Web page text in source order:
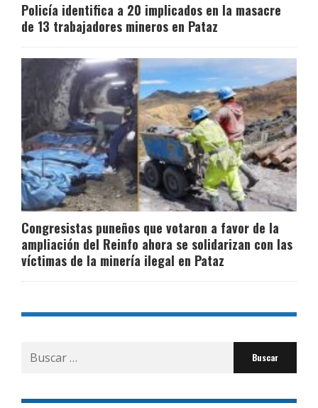
Policía identifica a 20 implicados en la masacre
de 13 trabajadores mineros en Pataz
Congresistas puneños que votaron a favor de la
ampliación del Reinfo ahora se solidarizan con las
víctimas de la minería ilegal en Pataz
Buscar
por: